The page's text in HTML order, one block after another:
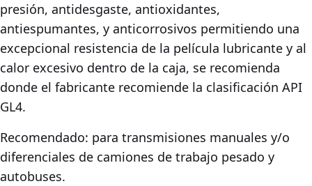
presión, antidesgaste, antioxidantes,
antiespumantes, y anticorrosivos permitiendo una
excepcional resistencia de la película lubricante y al
calor excesivo dentro de la caja, se recomienda
donde el fabricante recomiende la clasificación API
GL4.
Recomendado: para transmisiones manuales y/o
diferenciales de camiones de trabajo pesado y
autobuses.